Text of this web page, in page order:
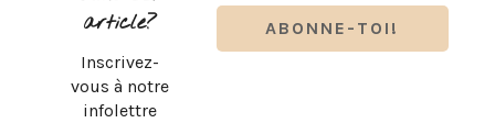
article?
Inscrivez-
vous à notre
infolettre